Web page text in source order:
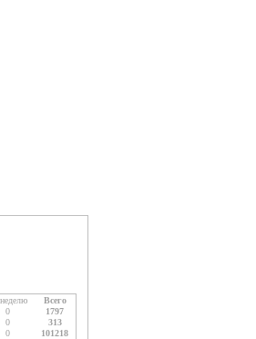
Всего
0
1797
0
313
0 101218